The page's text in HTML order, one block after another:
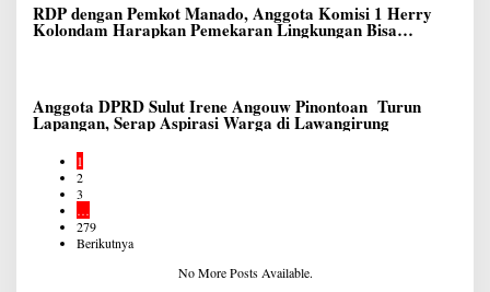
RDP dengan Pemkot Manado, Anggota Komisi 1 Herry
Kolondam Harapkan Pemekaran Lingkungan Bisa
Meningkatkan Pelayanan kepada Masyarakat
Anggota DPRD Sulut Irene Angouw Pinontoan Turun
Lapangan, Serap Aspirasi Warga di Lawangirung
1
2
3
…
279
Berikutnya
No More Posts Available.